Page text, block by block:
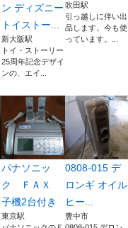
ン ディズニー
トイストー...
新大阪駅
トイ・ストーリー
25周年記念デザイ
ンの、エイ...
吹田駅
引っ越しに伴い出
品します。今も使
っています。...
パナソニッ
ク ＦＡＸ
子機2台付き
東京駅
0808-015 デ
ロンギ オイル
ヒー...
豊中市